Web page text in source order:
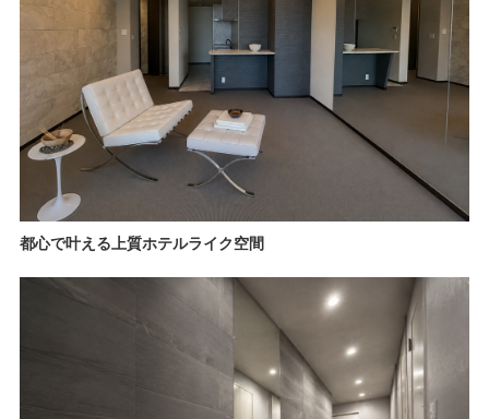
都心で叶える上質ホテルライク空間